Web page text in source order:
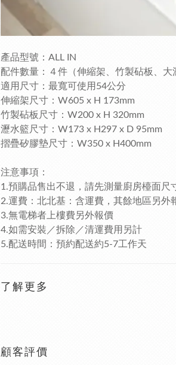
產品型號：ALL IN
配件數量：４件（伸縮架、竹製砧板、大
適用尺寸：最寬可使用54公分
伸縮架尺寸：W605 x H 173mm
竹製砧板尺寸：W200 x H 320mm
瀝水籃尺寸：W173 x H297 x D 95mm
摺疊矽膠墊尺寸：W350 x H400mm
注意事項：
1.預購品售出不退，請先測量廚房檯面尺
2.運費：北北基：含運費，其餘地區另外
3.無電梯者上樓費另外報價
4.如需安裝／拆除／清運費用另計
5.配送時間：預約配送約5-7工作天
了解更多
顧客評價